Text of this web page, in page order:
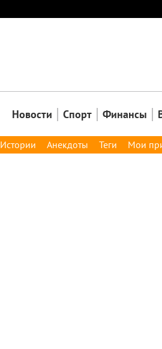
Новости Спорт Финансы
Истории Анекдоты Теги Мои